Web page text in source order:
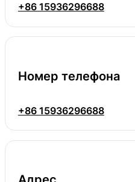
+86 15936296688
Номер телефона
+86 15936296688